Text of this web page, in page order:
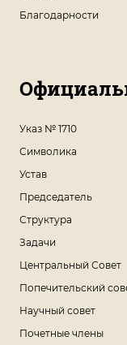
Благодарности
Указ № 1710
Символика
Устав
Председатель
Структура
Задачи
Центральный Совет
Попечительский
Научный совет
Почетные члены